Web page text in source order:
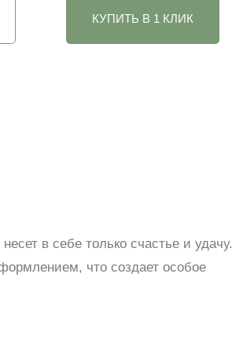
КУПИТЬ В 1 КЛИК
в себе только счастье и удачу.
что создает особое